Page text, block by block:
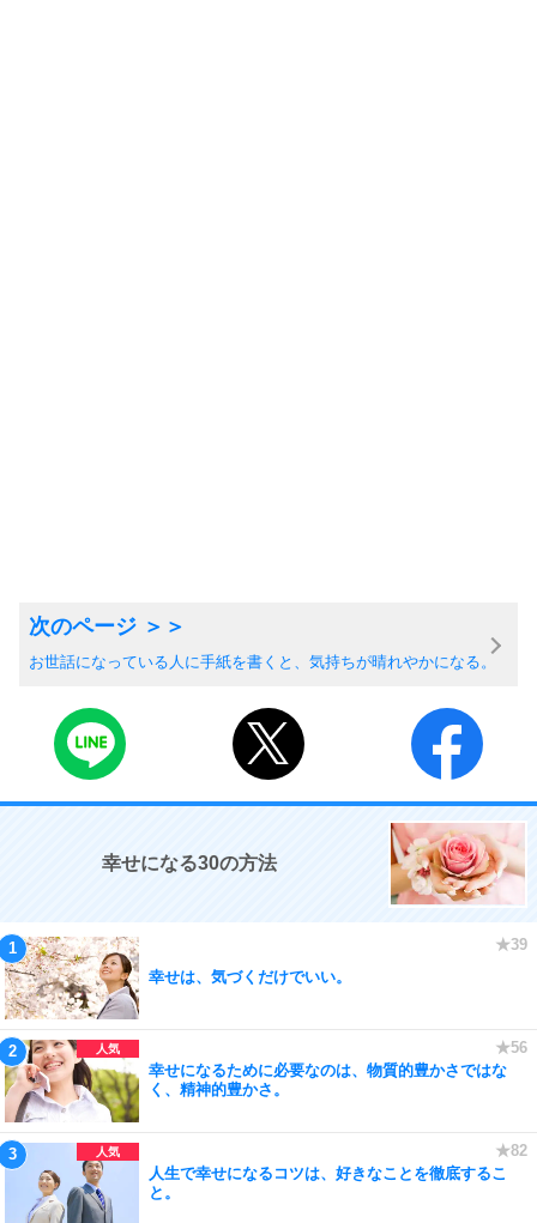
お世話になっている人に手紙を書くと、気持ちが晴れやかになる。
幸せになる30の方法
幸せは、気づくだけでいい。
幸せになるために必要なのは、物質的豊かさではな
く、精神的豊かさ。
人生で幸せになるコツは、好きなことを徹底するこ
と。